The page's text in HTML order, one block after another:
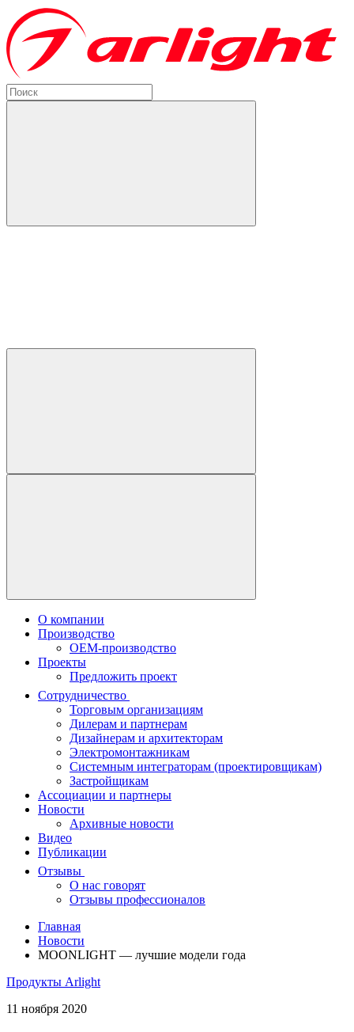
О компании
Производство
OEM-производство
Проекты
Предложить проект
Сотрудничество
Торговым организациям
Дилерам и партнерам
Дизайнерам и архитекторам
Электромонтажникам
Системным интеграторам (проектировщикам)
Застройщикам
Ассоциации и партнеры
Новости
Архивные новости
Видео
Публикации
Отзывы
О нас говорят
Отзывы профессионалов
Главная
Новости
MOONLIGHT — лучшие модели года
Продукты Arlight
11 ноября 2020